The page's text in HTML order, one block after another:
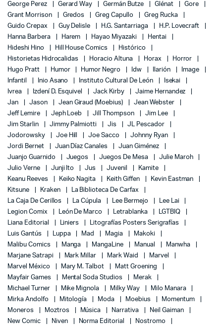
George Perez
Gerard Way Germán Butze Glénat
Gore
Grant Morrison
Gredos Greg Capullo
Greg Rucka
Guido Crepax
Guy Delisle H.G. Santarriaga
H.P. Lovecraft
Hanna Barbera
Harem Hayao Miyazaki
Hentai
Hideshi Hino
Hill House Comics
Histórico
Historietas Hidrocalidas
Horacio Altuna Horax
Horror
Hugo Pratt
Humor Humor Negro Idw Ilarión
Image
Infantil
Inio Asano Instituto Cultural De León
Isekai
Ivrea
Izdení D. Esquivel Jack Kirby
Jaime Hernandez
Jan
Jason Jean Giraud (Moebius)
Jean Webster
Jeff Lemire
Jeph Loeb Jill Thompson
Jim Lee
Jim Starlin
Jimmy Palmiotti Jis
JL Pescador
Jodorowsky
Joe Hill Joe Sacco
Johnny Ryan
Jordi Bernet
Juan Díaz Canales
Juan Giménez
Juanjo Guarnido
Juegos Juegos De Mesa
Julie Maroh
Julio Verne
Junji Ito Jus Juvenil
Kamite
Keanu Reeves
Keiko Nagita Keith Giffen
Kevin Eastman
Kitsune
Kraken
La Biblioteca De Carfax
La Caja De Cerillos
La Cúpula Lee Bermejo
Lee Lai
Legion Comix
León De Marco Letrablanka
LGTBIQ
Liana Editorial
Liniers
Litografías Posters Serigrafías
Luis Gantús
Luppa Mad Magia
Makoki
Malibu Comics
Manga MangaLine Manual
Manwha
Marjane Satrapi
Mark Millar Mark Waid
Marvel
Marvel México
Mary M. Talbot
Matt Groening
Mayfair Games
Mental Soda Studios
Merak
Michael Turner
Mike Mignola Milky Way
Milo Manara
Mirka Andolfo
Mitología Moda Moebius
Momentum
Moneros
Moztros Música Narrativa
Neil Gaiman
New Comic
Niven Norma Editorial
Nostromo